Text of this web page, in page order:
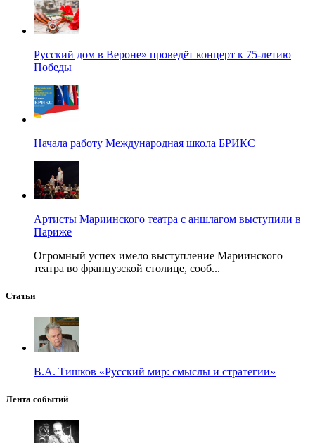
Русский дом в Вероне» проведёт концерт к 75-летию
Победы
Начала работу Международная школа БРИКС
Артисты Мариинского театра с аншлагом выступили в
Париже
Огромный успех имело выступление Мариинского
театра во французской столице, сооб...
Статьи
В.А. Тишков «Русский мир: смыслы и стратегии»
Лента событий